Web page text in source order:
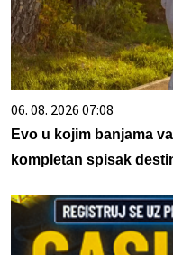
06. 08. 2026 07:08
Evo u kojim banjama
kompletan spisak